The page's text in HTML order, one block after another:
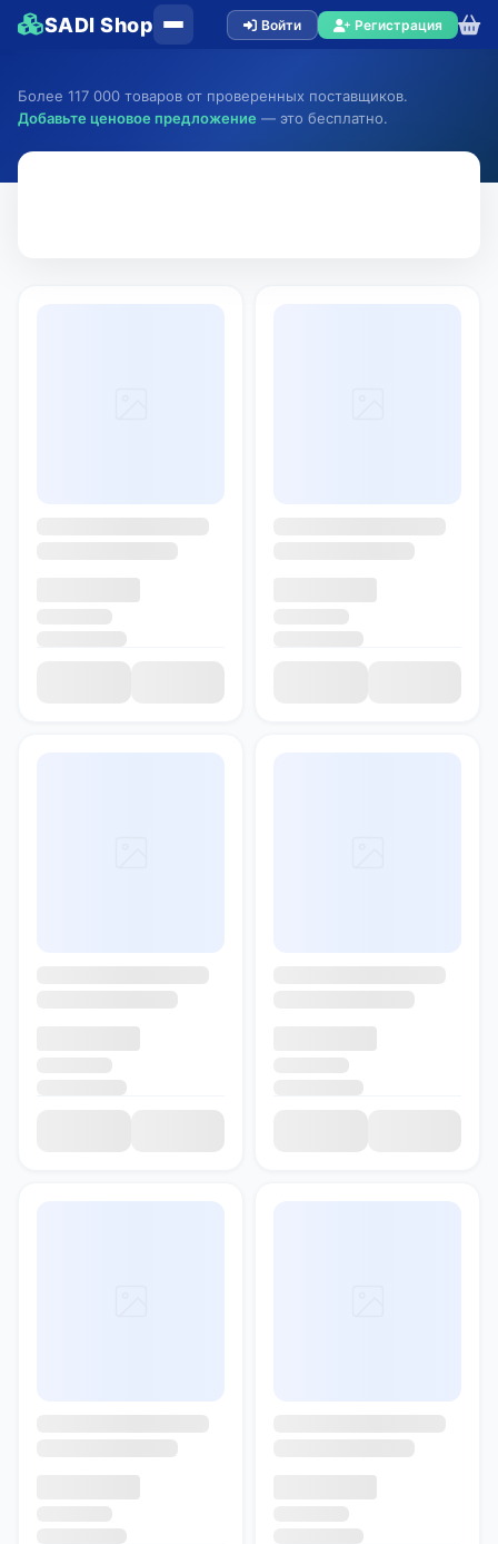
SADI Shop Войти Регистрация
Более 117 000 товаров от проверенных поставщиков.
Добавьте ценовое предложение — это бесплатно.